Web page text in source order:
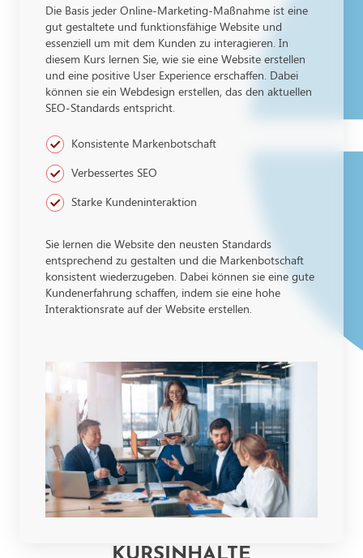
Die Basis jeder Online-Marketing-Maßnahme ist eine
gut gestaltete und funktionsfähige Website und
essenziell um mit dem Kunden zu interagieren. In
diesem Kurs lernen Sie, wie sie eine Website erstellen
und eine positive User Experience erschaffen. Dabei
können sie ein Webdesign erstellen, das den aktuellen
SEO-Standards entspricht.
Konsistente Markenbotschaft
Verbessertes SEO
Starke Kundeninteraktion
Sie lernen die Website den neusten Standards
entsprechend zu gestalten und die Markenbotschaft
konsistent wiederzugeben. Dabei können sie eine gute
Kundenerfahrung schaffen, indem sie eine hohe
Interaktionsrate auf der Website erstellen.